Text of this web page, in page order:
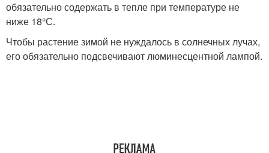
обязательно содержать в тепле при температуре не
ниже 18°С.
Чтобы растение зимой не нуждалось в солнечных лучах,
его обязательно подсвечивают люминесцентной лампой.